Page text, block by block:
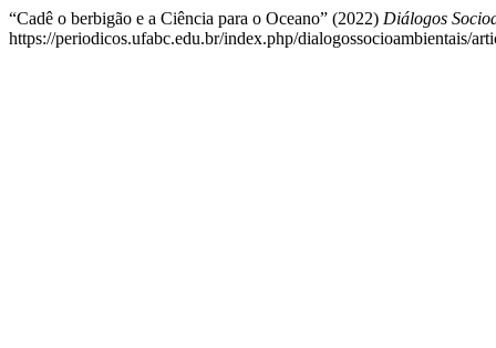
“Cadê o berbigão e a Ciência para o Oceano” (2022) Diálogos
https://periodicos.ufabc.edu.br/index.php/dialogossocioambientais/